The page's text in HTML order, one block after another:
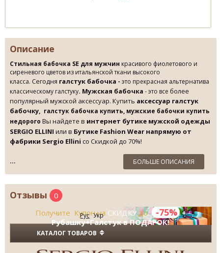
Описание
Стильная бабочка SE для мужчин красивого фиолетового и
сиреневого цветов из итальянской ткани высокого
класса. Сегодня галстук бабочка - это прекрасная альтернатива
классическому галстуку. Мужская бабочка - это все более
популярный мужской аксессуар. Купить аксессуар галстук
бабочку, галстук бабочка купить, мужские бабочки купить
недорого Вы найдете в интернет бутике мужской одежды
SERGIO ELLINI или в Бутике Fashion Wear напрямую от
фабрики Sergio Ellini со Скидкой до 70%!
БОЛЬШЕ ОПИСАНИЯ
Отзывы
0
Получите Купон на СКИДКУдо -75% +
Рубашку+Галстук в ПОДАРОК!
Рус Укр
КАТАЛОГ ТОВАРОВ